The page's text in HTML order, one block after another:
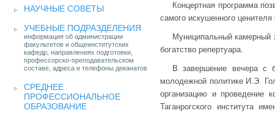
НАУЧНЫЕ СОВЕТЫ
УЧЕБНЫЕ ПОДРАЗДЕЛЕНИЯ
информация об администрации
факультетов и общеинститутских
кафедр, направлениях подготовки,
профессорско-преподавательском
составе, адреса и телефоны деканатов
СРЕДНЕЕ
ПРОФЕССИОНАЛЬНОЕ
ОБРАЗОВАНИЕ
Концертная программа
самого искушенного ценителя
Муниципальный камерный
богатство репертуара.
В завершение вечера с
молодежной политике И.Э.
организацию и проведение
Таганрогского института